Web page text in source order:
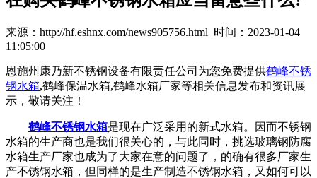
来源：http://hf.eshnx.com/news905756.html 时间：2023-01-04
11:05:00
恩施州康乃新不锈钢设备有限责任公司为您免费提供鹤峰不锈
钢水箱,鹤峰保温水箱,鹤峰水箱厂家等相关信息发布和资讯展
示，敬请关注！
鹤峰不锈钢水箱是现在广泛采用的新式水箱。因而不锈钢
水箱的生产商也是我们很关心的，与此同时，挑选玻璃钢防腐
水箱生产厂家也成为了大家在意的问题了，的确有很多厂家生
产不锈钢水箱，但同样的是生产制造不锈钢水箱，又如何可以